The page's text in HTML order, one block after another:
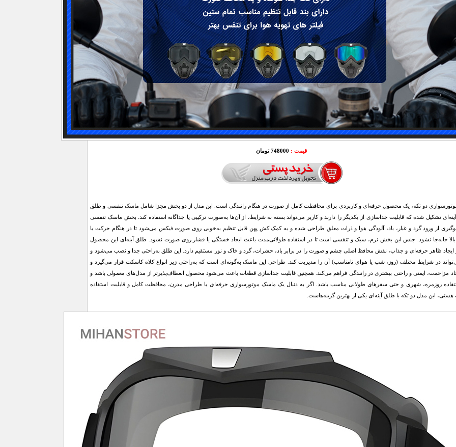
قیمت : 748000 تومان
دو تکه، یک محصول حرفه‌ای و کاربردی برای محافظت کامل از صورت در هنگام رانندگی است. این مدل از دو بخش مجزا شامل ماسک تنفسی و طلق
تشکیل شده که قابلیت جداسازی از یکدیگر را دارند و کاربر می‌تواند بسته به شرایط، از آن‌ها به‌صورت ترکیبی یا جداگانه استفاده کند. بخش ماسک تنفسی
از ورود گرد و غبار، باد، آلودگی هوا و ذرات معلق طراحی شده و به کمک کش پهن قابل تنظیم به‌خوبی روی صورت فیکس می‌شود تا در هنگام حرکت یا
جابه‌جا نشود. جنس این بخش نرم، سبک و تنفسی است تا در استفاده طولانی‌مدت باعث ایجاد خستگی یا فشار روی صورت نشود. طلق آینه‌ای این محصول
ایجاد ظاهر حرفه‌ای و جذاب، نقش محافظ اصلی چشم و صورت را در برابر باد، حشرات، گرد و خاک و نور مستقیم دارد. این طلق به‌راحتی جدا و نصب می‌شود و
در شرایط مختلف (روز، شب یا هوای نامناسب) آن را مدیریت کند. طراحی این ماسک به‌گونه‌ای است که به‌راحتی زیر انواع کلاه کاسکت قرار می‌گیرد و
مزاحمت، ایمنی و راحتی بیشتری در رانندگی فراهم می‌کند. همچنین قابلیت جداسازی قطعات باعث می‌شود محصول انعطاف‌پذیرتر از مدل‌های معمولی باشد و
روزمره، شهری و حتی سفرهای طولانی مناسب باشد. اگر به دنبال یک ماسک موتورسواری حرفه‌ای با طراحی مدرن، محافظت کامل و قابلیت استفاده
هستی، این مدل دو تکه با طلق آینه‌ای یکی از بهترین گزینه‌هاست.